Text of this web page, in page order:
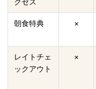
朝食特典 ×
レイトチェ
ックアウト
×